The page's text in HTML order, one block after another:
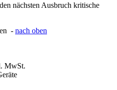
nächsten Ausbruch kritische
- nach oben
MwSt.